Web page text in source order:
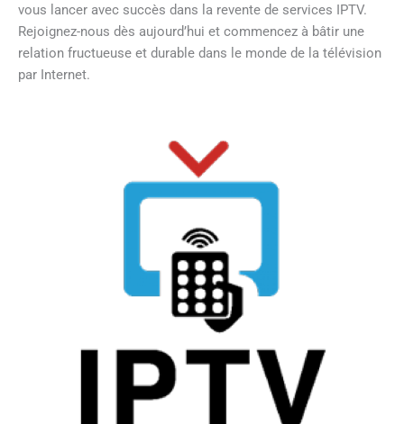
vous lancer avec succès dans la revente de services IPTV.
Rejoignez-nous dès aujourd’hui et commencez à bâtir une
relation fructueuse et durable dans le monde de la télévision
par Internet.